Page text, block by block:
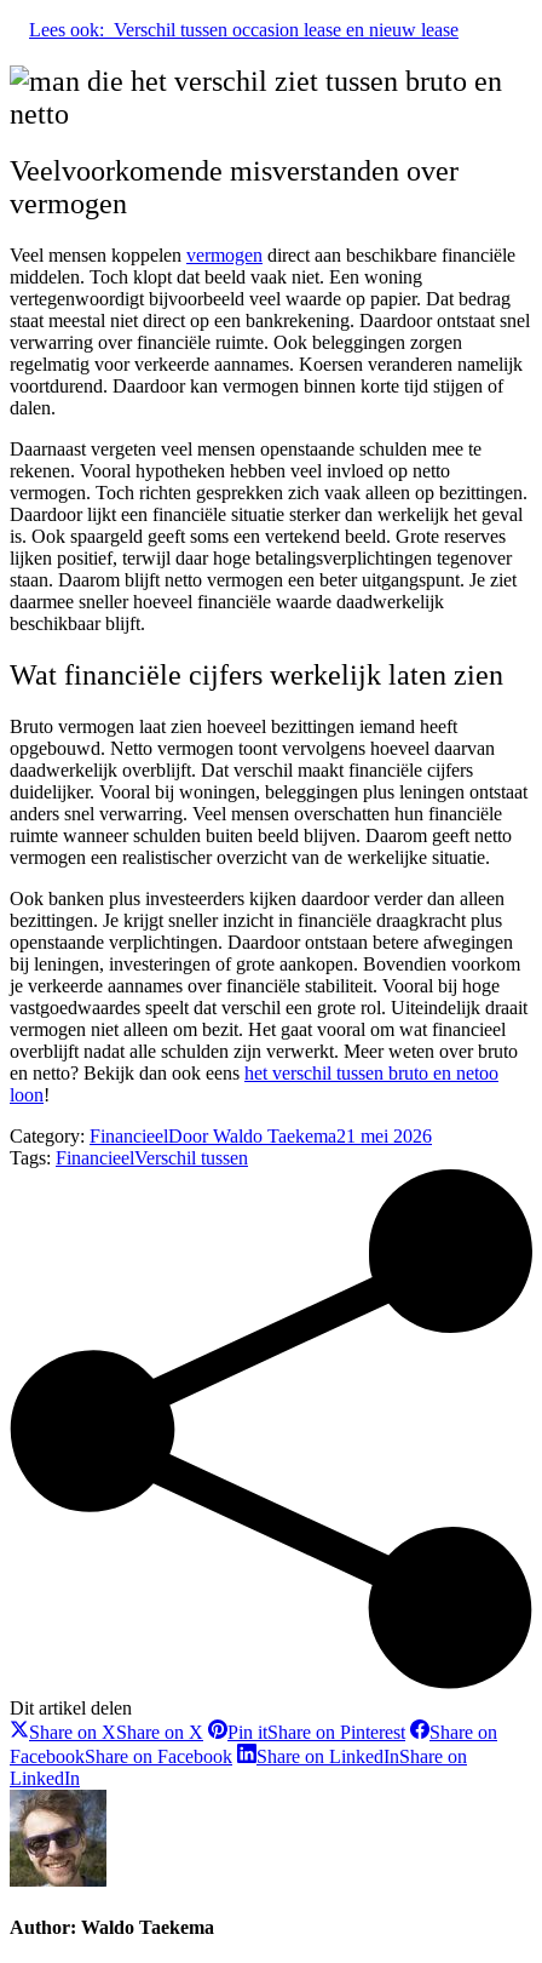
Lees ook: Verschil tussen occasion lease en nieuw lease
Veelvoorkomende misverstanden over
vermogen
Veel mensen koppelen vermogen direct aan beschikbare financiële
middelen. Toch klopt dat beeld vaak niet. Een woning
vertegenwoordigt bijvoorbeeld veel waarde op papier. Dat bedrag
staat meestal niet direct op een bankrekening. Daardoor ontstaat snel
verwarring over financiële ruimte. Ook beleggingen zorgen
regelmatig voor verkeerde aannames. Koersen veranderen namelijk
voortdurend. Daardoor kan vermogen binnen korte tijd stijgen of
dalen.
Daarnaast vergeten veel mensen openstaande schulden mee te
rekenen. Vooral hypotheken hebben veel invloed op netto
vermogen. Toch richten gesprekken zich vaak alleen op bezittingen.
Daardoor lijkt een financiële situatie sterker dan werkelijk het geval
is. Ook spaargeld geeft soms een vertekend beeld. Grote reserves
lijken positief, terwijl daar hoge betalingsverplichtingen tegenover
staan. Daarom blijft netto vermogen een beter uitgangspunt. Je ziet
daarmee sneller hoeveel financiële waarde daadwerkelijk
beschikbaar blijft.
Wat financiële cijfers werkelijk laten zien
Bruto vermogen laat zien hoeveel bezittingen iemand heeft
opgebouwd. Netto vermogen toont vervolgens hoeveel daarvan
daadwerkelijk overblijft. Dat verschil maakt financiële cijfers
duidelijker. Vooral bij woningen, beleggingen plus leningen ontstaat
anders snel verwarring. Veel mensen overschatten hun financiële
ruimte wanneer schulden buiten beeld blijven. Daarom geeft netto
vermogen een realistischer overzicht van de werkelijke situatie.
Ook banken plus investeerders kijken daardoor verder dan alleen
bezittingen. Je krijgt sneller inzicht in financiële draagkracht plus
openstaande verplichtingen. Daardoor ontstaan betere afwegingen
bij leningen, investeringen of grote aankopen. Bovendien voorkom
je verkeerde aannames over financiële stabiliteit. Vooral bij hoge
vastgoedwaardes speelt dat verschil een grote rol. Uiteindelijk draait
vermogen niet alleen om bezit. Het gaat vooral om wat financieel
overblijft nadat alle schulden zijn verwerkt. Meer weten over bruto
en netto? Bekijk dan ook eens het verschil tussen bruto en netoo
loon!
Category: FinancieelDoorWaldo Taekema21 mei 2026
Tags: FinancieelVerschil tussen
Dit artikel delen
Share on XShare on X Pin itShare on Pinterest
Share on
FacebookShare on Facebook Share on LinkedInShare on
LinkedIn
Author: Waldo Taekema